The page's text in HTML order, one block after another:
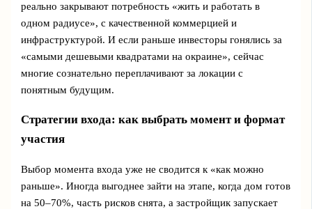
реально закрывают потребность «жить и работать в
одном радиусе», с качественной коммерцией и
инфраструктурой. И если раньше инвесторы гонялись за
«самыми дешевыми квадратами на окраине», сейчас
многие сознательно переплачивают за локации с
понятным будущим.
Стратегии входа: как выбрать момент и формат
участия
Выбор момента входа уже не сводится к «как можно
раньше». Иногда выгоднее зайти на этапе, когда дом готов
на 50–70%, часть рисков снята, а застройщик запускает